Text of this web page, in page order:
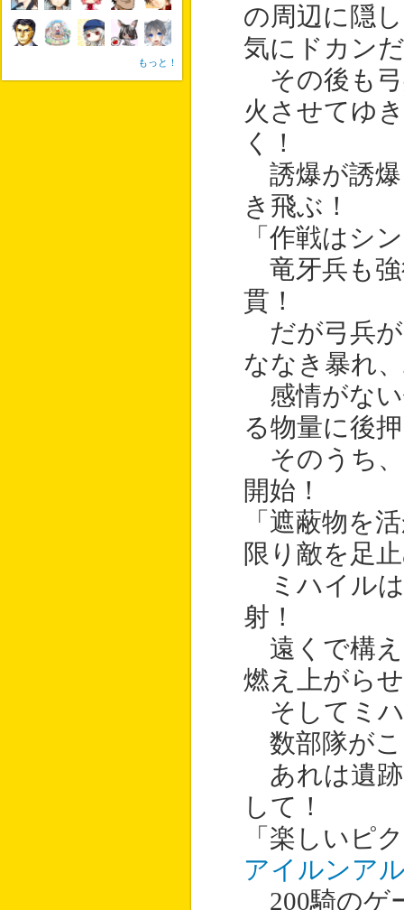
の周辺に隠
気にドカン
その後も弓
火させてゆ
く！
誘爆が誘爆
き飛ぶ！
「作戦はシ
竜牙兵も強
貫！
だが弓兵が
ななき暴れ
感情がない
る物量に後
そのうち、
開始！
「遮蔽物を
限り敵を足
ミハイルは
射！
遠くで構え
燃え上がら
そしてミハ
数部隊がこ
あれは遺跡
して！
「楽しいピ
アイルンア
200騎のゲ
もっと！